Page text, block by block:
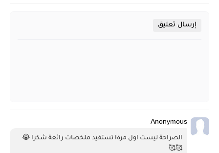
إرسال تعليق
Anonymous
🥰🥰